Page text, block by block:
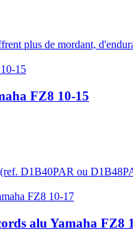
plus de mordant,
FZ8 10-15
D1B40PAR ou
alu Yamaha FZ8